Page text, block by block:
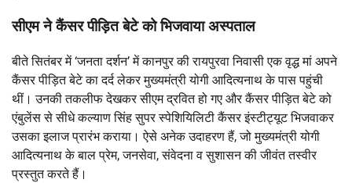
सीएम ने कैंसर पीड़ित बेटे को भिजवाया अस्पताल
बीते सितंबर में ‘जनता दर्शन’ में कानपुर की रायपुरवा निवासी एक वृद्ध मां अपने
कैंसर पीड़ित बेटे का दर्द लेकर मुख्यमंत्री योगी आदित्यनाथ के पास पहुंची
थीं। उनकी तकलीफ देखकर सीएम द्रवित हो गए और कैंसर पीड़ित बेटे को
एंबुलेंस से सीधे कल्याण सिंह सुपर स्पेशियिलिटी कैंसर इंस्टीट्यूट भिजवाकर
उसका इलाज प्रारंभ कराया। ऐसे अनेक उदाहरण हैं, जो मुख्यमंत्री योगी
आदित्यनाथ के बाल प्रेम, जनसेवा, संवेदना व सुशासन की जीवंत तस्वीर
प्रस्तुत करते हैं।